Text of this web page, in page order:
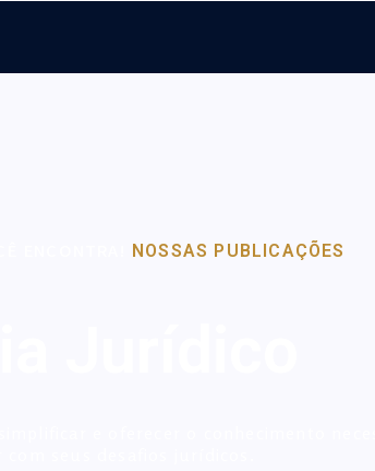
NOSSAS PUBLICAÇÕES